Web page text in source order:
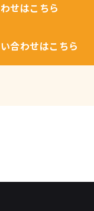
せはこちら
合わせはこちら